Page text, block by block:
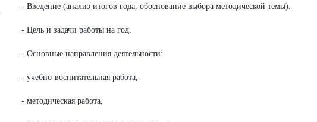
- Введение (анализ итогов года, обоснование выбора методической темы).
- Цель и задачи работы на год.
- Основные направления деятельности:
- учебно-воспитательная работа,
- методическая работа,